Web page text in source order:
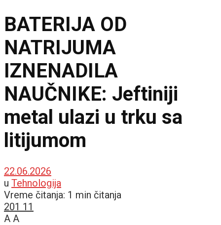
BATERIJA OD
NATRIJUMA
IZNENADILA
NAUČNIKE: Jeftiniji
metal ulazi u trku sa
litijumom
22.06.2026
u Tehnologija
Vreme čitanja: 1 min čitanja
201 11
A A